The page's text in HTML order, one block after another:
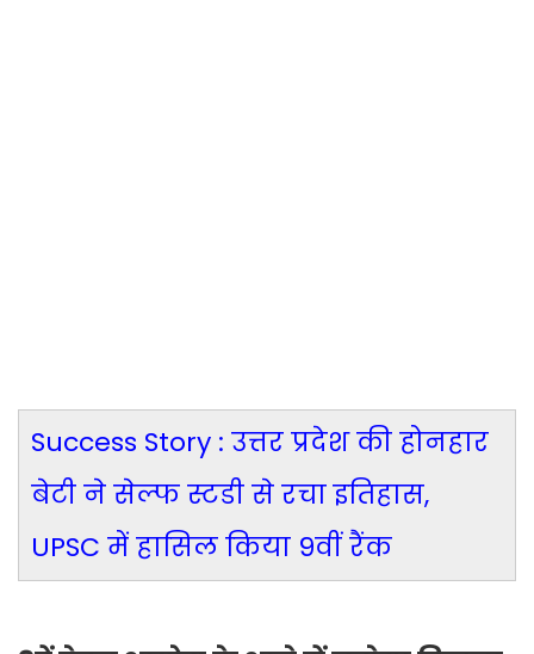
Success Story : उत्तर प्रदेश की होनहार
बेटी ने सेल्फ स्टडी से रचा इतिहास,
UPSC में हासिल किया 9वीं रैंक